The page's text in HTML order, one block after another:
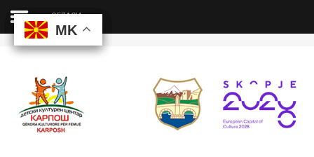
MK
MK
ДКЦ
ОДНОСИ СО ЈАВНОСТ
ОГЛАСИ
MK
MK
Пребарајте на нашата веб страна